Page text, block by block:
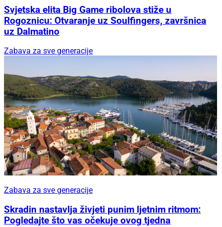
Svjetska elita Big Game ribolova stiže u
Rogoznicu: Otvaranje uz Soulfingers, završnica
uz Dalmatino
Zabava za sve generacije
Zabava za sve generacije
Skradin nastavlja živjeti punim ljetnim ritmom:
Pogledajte što vas očekuje ovog tjedna